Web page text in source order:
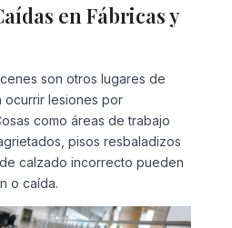
en Fábricas y
son otros lugares de
lesiones por
como áreas de trabajo
pisos resbaladizos
calzado incorrecto pueden
o caída.